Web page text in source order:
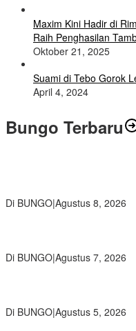
Maxim Kini Hadir di
Raih Penghasilan
Oktober 21, 2025
Suami di Tebo Gorok
April 4, 2024
Bungo Terbaru
Di BUNGO|Agustus 8, 2026
Di BUNGO|Agustus 7, 2026
Di BUNGO|Agustus 5, 2026